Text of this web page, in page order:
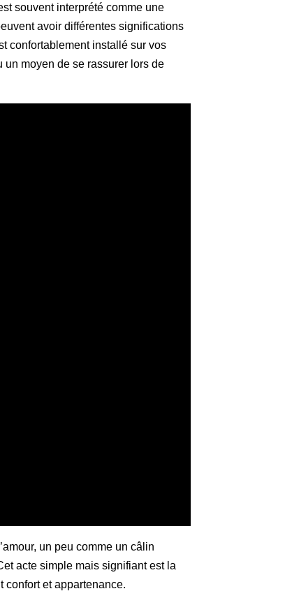
souvent interprété comme une
avoir différentes significations
confortablement installé sur vos
moyen de se rassurer lors de
un peu comme un câlin
acte simple mais signifiant est la
confort et appartenance.